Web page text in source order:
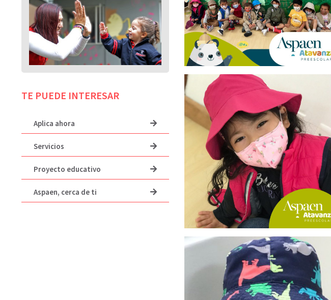
TE PUEDE INTERESAR
Aplica ahora
Servicios
Proyecto educativo
Aspaen, cerca de ti